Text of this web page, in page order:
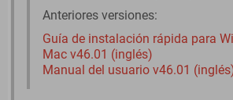
Anteriores versiones:
Guía de instalación rápida para
Mac v46.01 (inglés)
Manual del usuario v46.01